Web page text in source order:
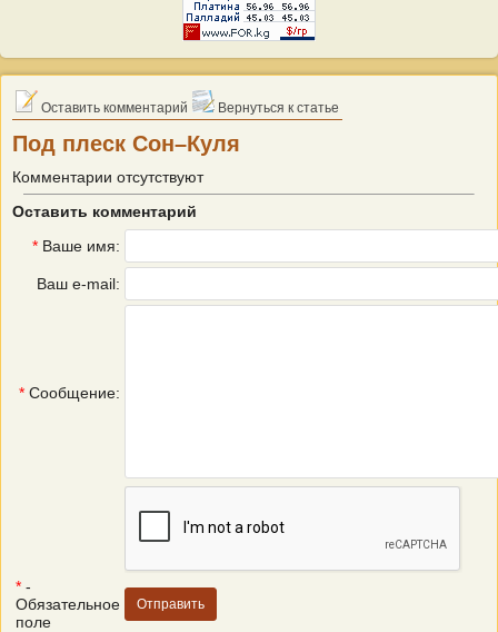
Оставить комментарий Вернуться к статье
Под плеск Сон–Куля
Комментарии отсутствуют
Оставить комментарий
* Ваше имя:
Ваш e-mail:
* Сообщение:
* -
Обязательное
поле